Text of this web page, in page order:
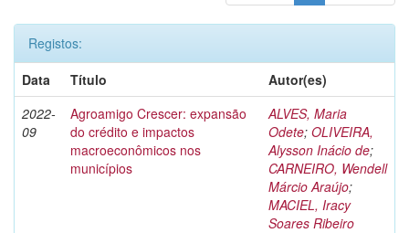
Registos:
Data
Título
Autor(es)
2022-
09
Agroamigo Crescer: expansão
do crédito e impactos
macroeconômicos nos
municípios
ALVES, Maria
Odete; OLIVEIRA,
Alysson Inácio de;
CARNEIRO, Wendell
Márcio Araújo;
MACIEL, Iracy
Soares Ribeiro